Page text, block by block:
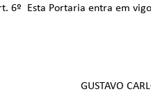
6º Esta Portaria entra em
GUSTAVO